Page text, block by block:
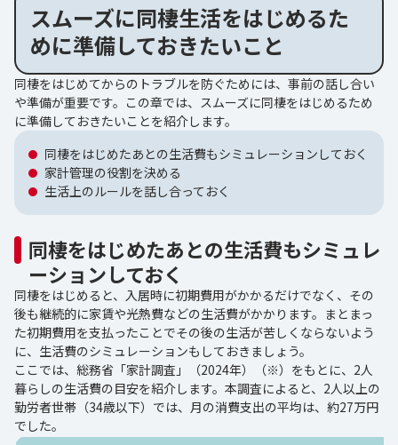
スムーズに同棲生活をはじめるた
めに準備しておきたいこと
同棲をはじめてからのトラブルを防ぐためには、事前の話し合い
や準備が重要です。この章では、スムーズに同棲をはじめるため
に準備しておきたいことを紹介します。
同棲をはじめたあとの生活費もシミュレーションしておく
家計管理の役割を決める
生活上のルールを話し合っておく
同棲をはじめたあとの生活費もシミュレ
ーションしておく
同棲をはじめると、入居時に初期費用がかかるだけでなく、その
後も継続的に家賃や光熱費などの生活費がかかります。まとまっ
た初期費用を支払ったことでその後の生活が苦しくならないよう
に、生活費のシミュレーションもしておきましょう。
ここでは、総務省「家計調査」（2024年）（※）をもとに、2人
暮らしの生活費の目安を紹介します。本調査によると、2人以上の
勤労者世帯（34歳以下）では、月の消費支出の平均は、約27万円
でした。